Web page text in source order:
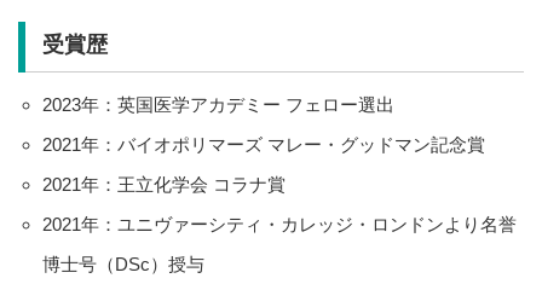
受賞歴
2023年：英国医学アカデミー フェロー選出
2021年：バイオポリマーズ マレー・グッドマン記念賞
2021年：王立化学会 コラナ賞
2021年：ユニヴァーシティ・カレッジ・ロンドンより名誉
博士号（DSc）授与